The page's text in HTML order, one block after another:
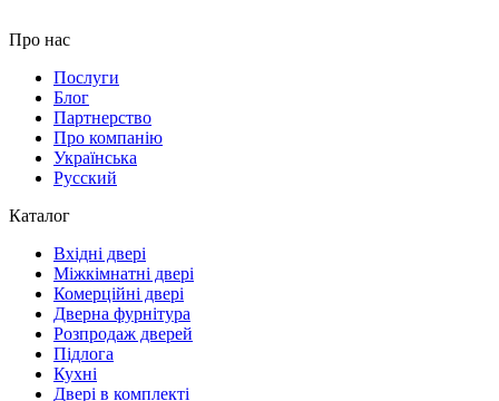
Про нас
Послуги
Блог
Партнерство
Про компанію
Українська
Русский
Каталог
Вхідні двері
Міжкімнатні двері
Комерційні двері
Дверна фурнітура
Розпродаж дверей
Підлога
Кухні
Двері в комплекті